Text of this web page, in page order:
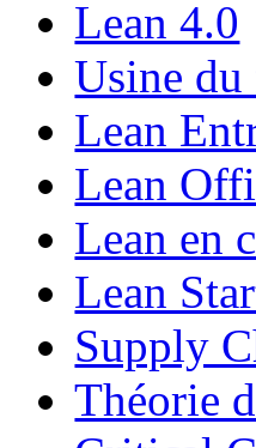
Lean 4.0
Usine
Lean
Lean
Lean en
Lean
Supply
Théorie